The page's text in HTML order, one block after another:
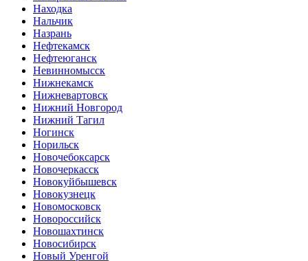
Находка
Нальчик
Назрань
Нефтекамск
Нефтеюганск
Невинномысск
Нижнекамск
Нижневартовск
Нижний Новгород
Нижний Тагил
Ногинск
Норильск
Новочебоксарск
Новочеркасск
Новокуйбышевск
Новокузнецк
Новомосковск
Новороссийск
Новошахтинск
Новосибирск
Новый Уренгой